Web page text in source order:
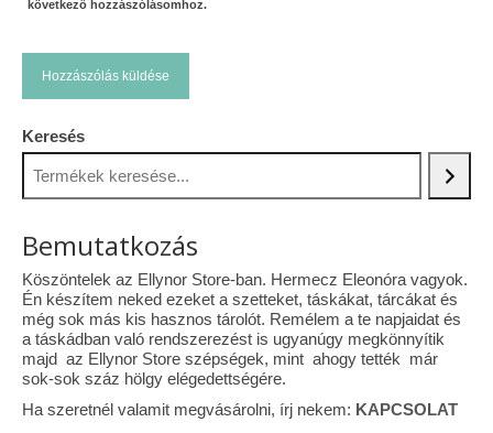
következő hozzászólásomhoz.
Keresés
Bemutatkozás
Köszöntelek az Ellynor Store-ban. Hermecz Eleonóra vagyok.
Én készítem neked ezeket a szetteket, táskákat, tárcákat és
még sok más kis hasznos tárolót. Remélem a te napjaidat és
a táskádban való rendszerezést is ugyanúgy megkönnyítik
majd az Ellynor Store szépségek, mint ahogy tették már
sok-sok száz hölgy elégedettségére.
Ha szeretnél valamit megvásárolni, írj nekem: KAPCSOLAT